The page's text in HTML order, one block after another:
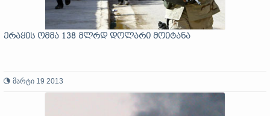
ერაყის ომმა 138 მლრდ დოლარი მოიტანა
მარტი 19 2013